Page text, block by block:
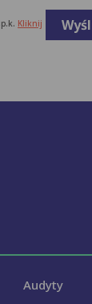
Kliknij
Audyty